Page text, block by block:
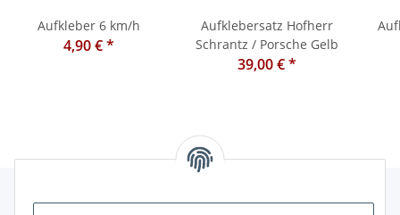
Aufkleber 6 km/h
4,90 €*
Aufklebersatz Hofherr
Schrantz / Porsche Gelb
39,00 €*